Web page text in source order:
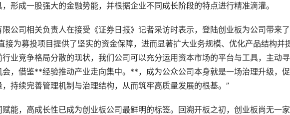
形成一股强大的金融势能，并根据企业不同成长阶段的特点进行精准滴灌。
司相关负责人在接受《证券日报》记者采访时表示，登陆创业板为公司带来
接为募投项目提供了坚实的资金保障，进而显著扩大业务规模、优化产品结构并
业竞争格局分散的现状，我们公司可以充分运用资本市场的平台与工具，主动
，借鉴**经验推动产业走向集中。**，成为公众公司本身就是一场治理升级，
持续完善管理机制与治理结构，从而筑牢高质量发展的根基。”
，高成长性已成为创业板公司最鲜明的标签。回溯开板之初，创业板尚无一